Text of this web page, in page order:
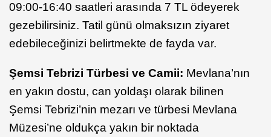
09:00-16:40 saatleri arasında 7 TL ödeyerek
gezebilirsiniz. Tatil günü olmaksızın ziyaret
edebileceğinizi belirtmekte de fayda var.
Şemsi Tebrizi Türbesi ve Camii: Mevlana’nın
en yakın dostu, can yoldaşı olarak bilinen
Şemsi Tebrizi’nin mezarı ve türbesi Mevlana
Müzesi’ne oldukça yakın bir noktada